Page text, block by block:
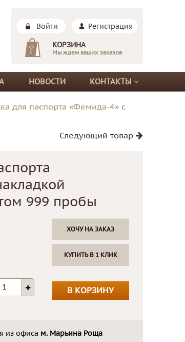
Войти Регистрация
КОРЗИНА
Мы ждем ваших заказов
НОВОСТИ КОНТАКТЫ
для паспорта «Фемида-4» с
Следующий товар
999 пробы
ХОЧУ НА ЗАКАЗ
КУПИТЬ В 1 КЛИК
В КОРЗИНУ
из офиса м. Марьина Роща